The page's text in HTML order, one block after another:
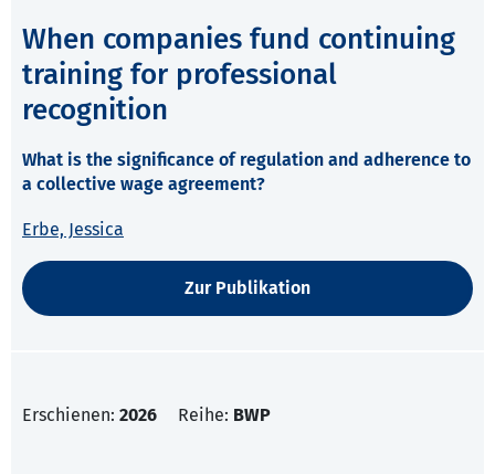
When companies fund continuing
training for professional
recognition
What is the significance of regulation and adherence to
a collective wage agreement?
Erbe, Jessica
Zur Publikation
Erschienen: 2026 Reihe: BWP